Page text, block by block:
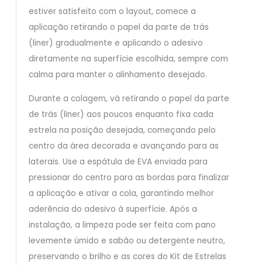
estiver satisfeito com o layout, comece a
aplicação retirando o papel da parte de trás
(liner) gradualmente e aplicando o adesivo
diretamente na superfície escolhida, sempre com
calma para manter o alinhamento desejado.
Durante a colagem, vá retirando o papel da parte
de trás (liner) aos poucos enquanto fixa cada
estrela na posição desejada, começando pelo
centro da área decorada e avançando para as
laterais. Use a espátula de EVA enviada para
pressionar do centro para as bordas para finalizar
a aplicação e ativar a cola, garantindo melhor
aderência do adesivo à superfície. Após a
instalação, a limpeza pode ser feita com pano
levemente úmido e sabão ou detergente neutro,
preservando o brilho e as cores do Kit de Estrelas